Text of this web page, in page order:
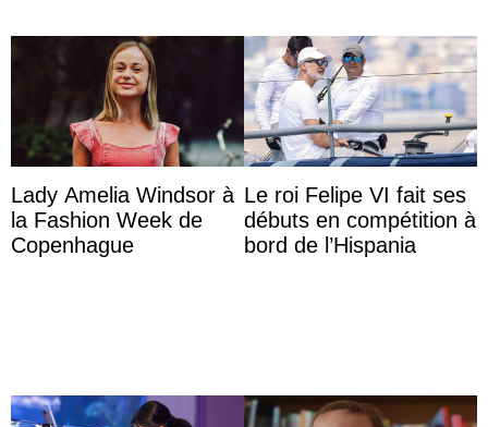
Lady Amelia Windsor à
la Fashion Week de
Copenhague
Le roi Felipe VI fait ses
débuts en compétition à
bord de l’Hispania